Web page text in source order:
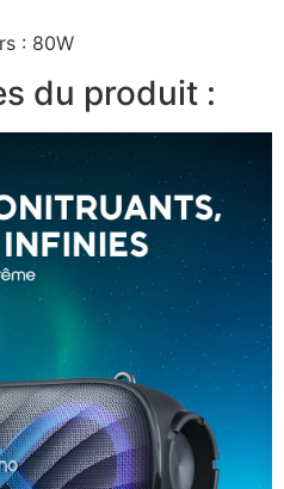
: 80W
du produit :